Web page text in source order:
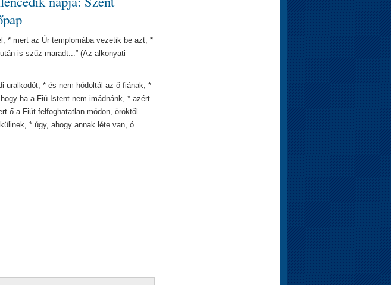
* mert az Úr templomába vezetik be azt, *
is szűz maradt...” (Az alkonyati
uralkodót, * és nem hódoltál az ő fiának, *
ha a Fiú-Istent nem imádnánk, * azért
ő a Fiút felfoghatatlan módon, öröktől
* úgy, ahogy annak léte van, ó